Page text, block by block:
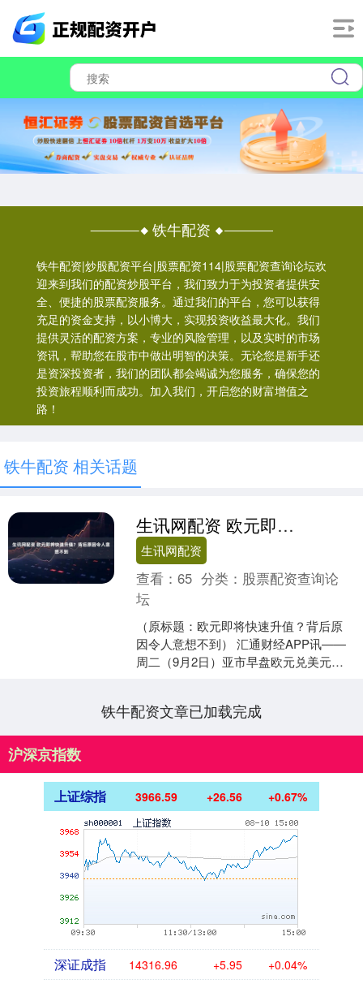
铁牛配资
铁牛配资|炒股配资平台|股票配资114|股票配资查询论坛欢
迎来到我们的配资炒股平台，我们致力于为投资者提供安
全、便捷的股票配资服务。通过我们的平台，您可以获得
充足的资金支持，以小博大，实现投资收益最大化。我们
提供灵活的配资方案，专业的风险管理，以及实时的市场
资讯，帮助您在股市中做出明智的决策。无论您是新手还
是资深投资者，我们的团队都会竭诚为您服务，确保您的
投资旅程顺利而成功。加入我们，开启您的财富增值之
路！
铁牛配资 相关话题
生讯网配资 欧元即将快速升值？背后原因令人意想不到
生讯网配资
查看：65 分类： 股票配资查询论
坛
（原标题：欧元即将快速升值？背后原
因令人意想不到） 汇通财经APP讯——
周二（9月2日）亚市早盘欧元兑美元走
铁牛配资文章已加载完成
沪深京指数
上证综指 3966.59 +26.56 +0.67%
深证成指 14316.96 +5.95 +0.04%